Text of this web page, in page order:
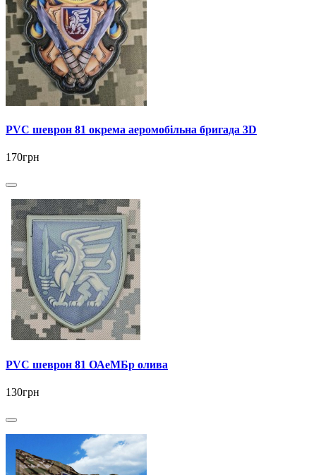
PVC шеврон 81 окрема аеромобільна бригада 3D
170грн
PVC шеврон 81 ОАеМБр олива
130грн